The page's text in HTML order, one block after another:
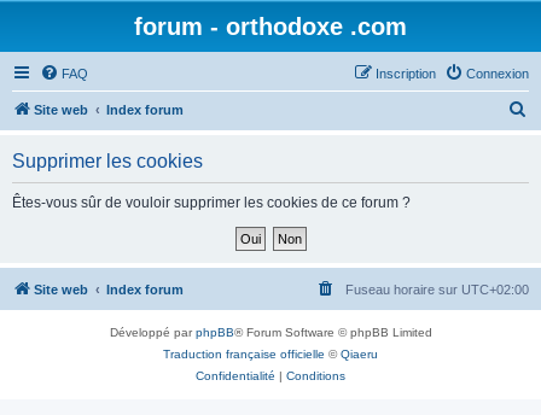
forum - orthodoxe .com
FAQ Connexion
Inscription
Site web Index forum
h
Supprimer les cookies
Êtes-vous sûr de vouloir supprimer les cookies de ce forum ?
Site web Index forum Fuseau horaire sur UTC+02:00
Développé parphpBB® Forum Software © phpBB Limited
Traduction française officielle ©Qiaeru
Confidentialité | Conditions